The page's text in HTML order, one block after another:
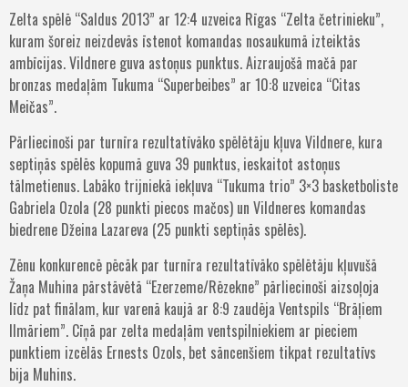
Zelta spēlē “Saldus 2013” ar 12:4 uzveica Rīgas “Zelta četrinieku”,
kuram šoreiz neizdevās īstenot komandas nosaukumā izteiktās
ambīcijas. Vildnere guva astoņus punktus. Aizraujošā mačā par
bronzas medaļām Tukuma “Superbeibes” ar 10:8 uzveica “Citas
Meičas”.
Pārliecinoši par turnīra rezultatīvāko spēlētāju kļuva Vildnere, kura
septiņās spēlēs kopumā guva 39 punktus, ieskaitot astoņus
tālmetienus. Labāko trijniekā iekļuva “Tukuma trio” 3×3 basketboliste
Gabriela Ozola (28 punkti piecos mačos) un Vildneres komandas
biedrene Džeina Lazareva (25 punkti septiņās spēlēs).
Zēnu konkurencē pēcāk par turnīra rezultatīvāko spēlētāju kļuvušā
Žaņa Muhina pārstāvētā “Ezerzeme/Rēzekne” pārliecinoši aizsoļoja
līdz pat finālam, kur varenā kaujā ar 8:9 zaudēja Ventspils “Brāļiem
Ilmāriem”. Cīņā par zelta medaļām ventspilniekiem ar pieciem
punktiem izcēlās Ernests Ozols, bet sāncenšiem tikpat rezultatīvs
bija Muhins.